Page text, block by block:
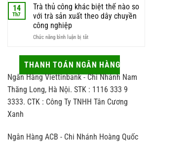
lượng
nhất
biếu
sao
sang
hợp
người
trình
sao
trà
những
động
ít
để
ý
hương
14
Th7
Trà thủ công khác biệt thế nào so
với trà sản xuất theo dây chuyền
công nghiệp
Chức năng bình luận bị tắtở
công
biệt
thế
so
xuất
THANH TOÁN NGÂN HÀNG
Ngân Hàng Viettinbank - Chi Nhánh Nam
Thăng Long, Hà Nội. STK : 1116 333 9
3333. CTK : Công Ty TNHH Tân Cương
Xanh
Ngân Hàng ACB - Chi Nhánh Hoàng Quốc